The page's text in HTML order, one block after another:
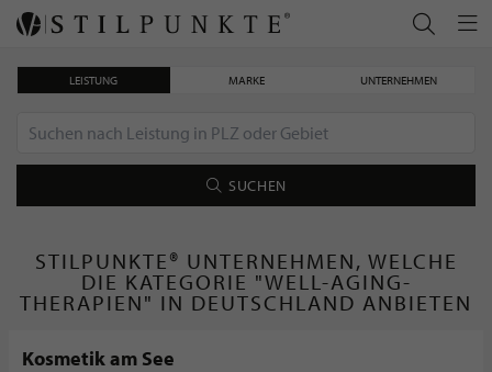
LEISTUNG MARKE UNTERNEHMEN
SUCHEN
STILPUNKTE® UNTERNEHMEN, WELCHE
DIE KATEGORIE "WELL-AGING-
THERAPIEN" IN DEUTSCHLAND ANBIETEN
Kosmetik am See